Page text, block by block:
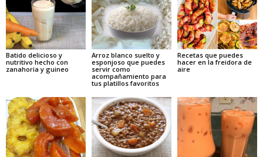
Batido delicioso y
nutritivo hecho con
zanahoria y guineo
Arroz blanco suelto y
esponjoso que puedes
servir como
acompañamiento para
tus platillos favoritos
Recetas que puedes
hacer en la freidora de
aire